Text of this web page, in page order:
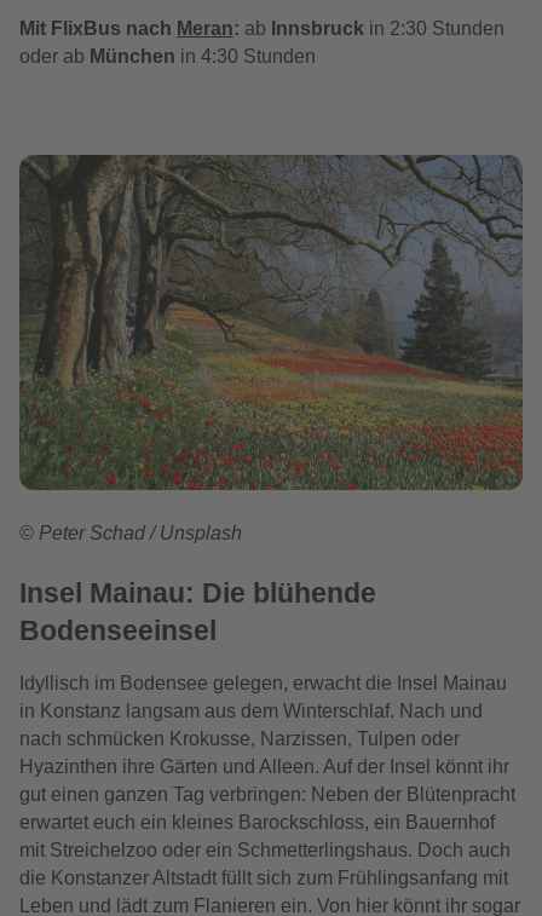
Mit FlixBus nach Meran: ab Innsbruck in 2:30 Stunden
oder ab München in 4:30 Stunden
© Peter Schad / Unsplash
Insel Mainau: Die blühende
Bodenseeinsel
Idyllisch im Bodensee gelegen, erwacht die Insel Mainau
in Konstanz langsam aus dem Winterschlaf. Nach und
nach schmücken Krokusse, Narzissen, Tulpen oder
Hyazinthen ihre Gärten und Alleen. Auf der Insel könnt ihr
gut einen ganzen Tag verbringen: Neben der Blütenpracht
erwartet euch ein kleines Barockschloss, ein Bauernhof
mit Streichelzoo oder ein Schmetterlingshaus. Doch auch
die Konstanzer Altstadt füllt sich zum Frühlingsanfang mit
Leben und lädt zum Flanieren ein. Von hier könnt ihr sogar